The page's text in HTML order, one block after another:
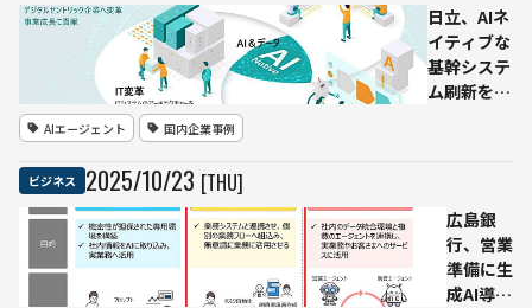
摂的成長
と新国家
戦略
日立、AIネ
イティブな
基幹システ
ム刷新を支
Lumada」
提供開始
AIエージェント 国内企業事例
ビジネス 2025/10/23 [THU]
広島銀
行、営業
準備に生
成AI導入